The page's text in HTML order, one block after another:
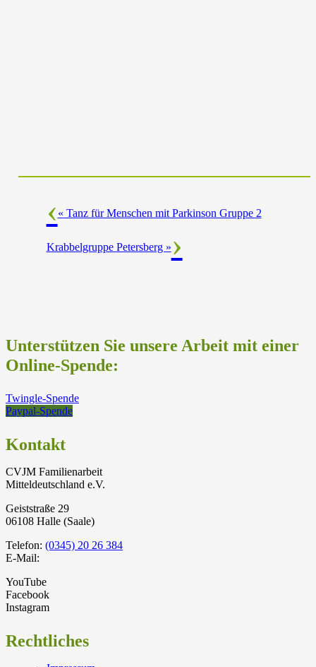
« Tanz für Menschen mit Parkinson Gruppe 2
Krabbelgruppe Petersberg »
Unterstützen Sie unsere Arbeit mit einer
Online-Spende:
Twingle-Spende
Paypal-Spende
Kontakt
CVJM Familienarbeit
Mitteldeutschland e.V.
Geiststraße 29
06108 Halle (Saale)
Telefon: (0345) 20 26 384
E-Mail:
YouTube
Facebook
Instagram
Rechtliches